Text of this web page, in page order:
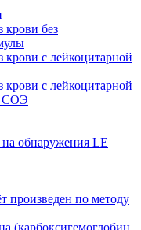
крови без
с лейкоцитарной
с лейкоцитарной
СОЭ
обнаружения LE
произведен по методу
(карбоксигемоглобин